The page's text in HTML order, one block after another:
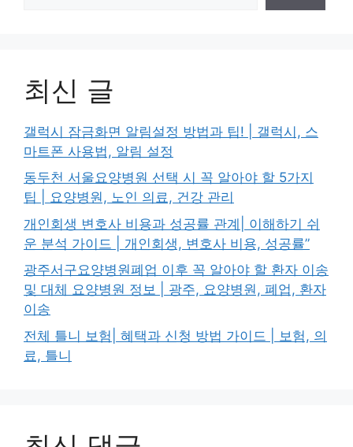
최신 글
갤럭시 잠금화면 알림설정 방법과 팁! | 갤럭시, 스
마트폰 사용법, 알림 설정
동두천 서울요양병원 선택 시 꼭 알아야 할 5가지
팁 | 요양병원, 노인 의료, 건강 관리
개인회생 변호사 비용과 성공률 관계| 이해하기 쉬
운 분석 가이드 | 개인회생, 변호사 비용, 성공률”
광주서구요양병원폐업 이후 꼭 알아야 할 환자 이송
및 대체 요양병원 정보 | 광주, 요양병원, 폐업, 환자
이송
전체 틀니 보험| 혜택과 신청 방법 가이드 | 보험, 의
료, 틀니